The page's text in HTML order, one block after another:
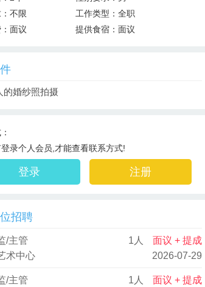
不限 工作类型： 全职
面议 提供食宿： 面议
的婚纱照拍摄
登录个人会员,才能查看联系方式!
登录 注册
招聘
/主管 1人
面议 + 提成
术中心
2026-07-29
/主管 1人
面议 + 提成